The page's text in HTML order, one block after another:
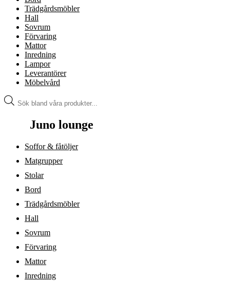
Trädgårdsmöbler
Hall
Sovrum
Förvaring
Mattor
Inredning
Lampor
Leverantörer
Möbelvård
Produktsökning
Juno lounge
Soffor & fåtöljer
Matgrupper
Stolar
Bord
Trädgårdsmöbler
Hall
Sovrum
Förvaring
Mattor
Inredning